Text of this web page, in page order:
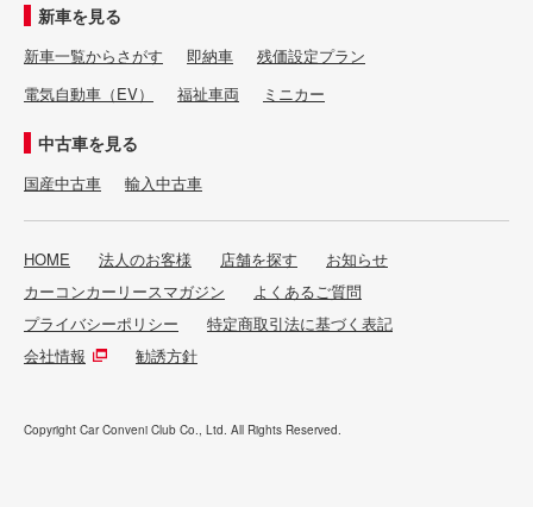
新車を見る
新車一覧からさがす 即納車
残価設定プラン
電気自動車（EV）
福祉車両 ミニカー
中古車を見る
国産中古車 輸入中古車
HOME 法人のお客様 店舗を探す
お知らせ
カーコンカーリースマガジン
よくあるご質問
プライバシーポリシー
特定商取引法に基づく表記
会社情報
勧誘方針
Copyright Car Conveni Club Co., Ltd. All Rights Reserved.